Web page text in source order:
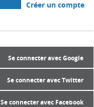
Créer un compte
Se connecter avec Google
Se connecter avec Twitter
Se connecter avec Facebook